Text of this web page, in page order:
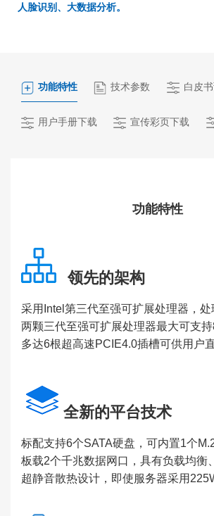
人脸识别、大数据分析。
功能特性 技术参数 白皮
用户手册下载 宣传彩页下载
功能特性
领先的架构
采用Intel第三代至强可扩展处理器，
两颗三代至强可扩展处理器最大可支
多达6根超高速PCIE4.0插槽可供用户
全新的平台技术
标配支持6个SATA硬盘，可内置1个
板载2个千兆数据网口，具有负载均衡
超静音散热设计，即使服务器采用